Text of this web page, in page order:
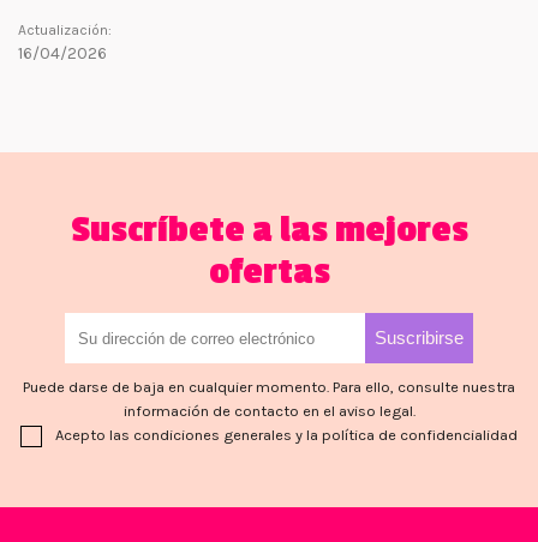
Actualización:
16/04/2026
Suscríbete a las mejores
ofertas
Puede darse de baja en cualquier momento. Para ello, consulte nuestra
información de contacto en el aviso legal.
Acepto las condiciones generales y la política de confidencialidad